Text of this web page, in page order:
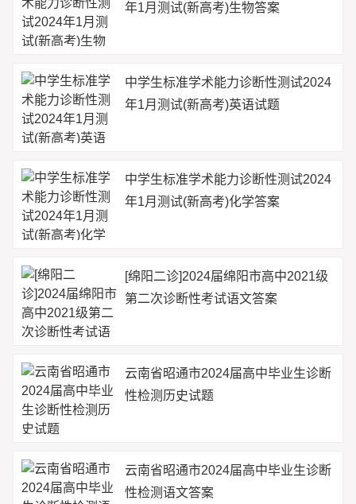
年1月测试(新高考)生物答案
中学生标准学术能力诊断性测试2024
年1月测试(新高考)英语试题
中学生标准学术能力诊断性测试2024
年1月测试(新高考)化学答案
[绵阳二诊]2024届绵阳市高中2021级
第二次诊断性考试语文答案
云南省昭通市2024届高中毕业生诊断
性检测历史试题
云南省昭通市2024届高中毕业生诊断
性检测语文答案